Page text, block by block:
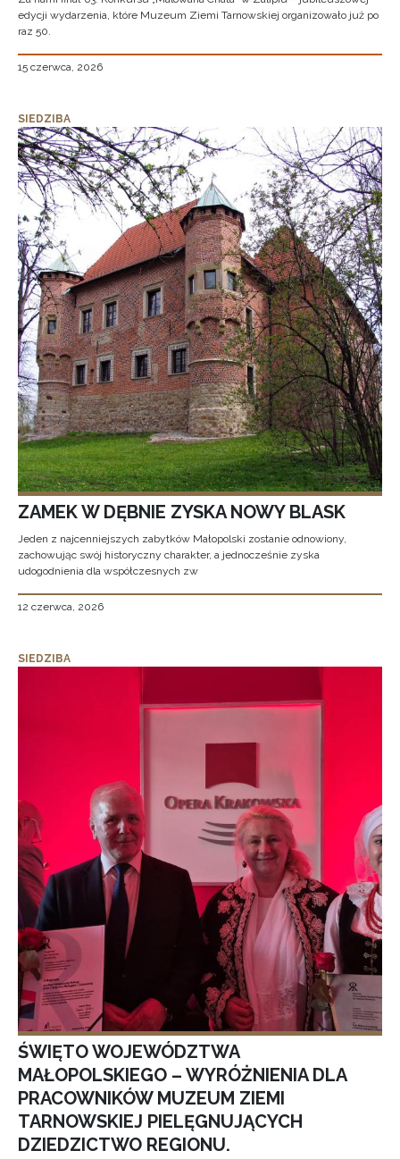
edycji wydarzenia, które Muzeum Ziemi Tarnowskiej organizowało już po
raz 50.
15 czerwca, 2026
SIEDZIBA
ZAMEK W DĘBNIE ZYSKA NOWY BLASK
Jeden z najcenniejszych zabytków Małopolski zostanie odnowiony,
zachowując swój historyczny charakter, a jednocześnie zyska
udogodnienia dla współczesnych zw
12 czerwca, 2026
SIEDZIBA
ŚWIĘTO WOJEWÓDZTWA
MAŁOPOLSKIEGO – WYRÓŻNIENIA DLA
PRACOWNIKÓW MUZEUM ZIEMI
TARNOWSKIEJ PIELĘGNUJĄCYCH
DZIEDZICTWO REGIONU.